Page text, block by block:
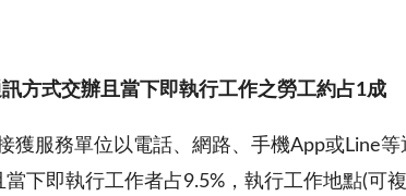
方式交辦且當下即執行工作之勞工約占1成
獲服務單位以電話、網路、手機App或Line
下即執行工作者占9.5%，執行工作地點(可